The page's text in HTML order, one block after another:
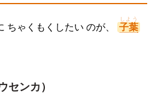
ちゃくもくしたい のが、 子葉
しよう
センカ）